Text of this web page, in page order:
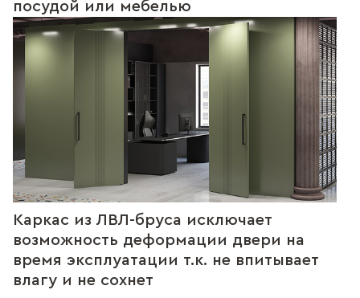
посудой или мебелью
Каркас из ЛВЛ-бруса исключает
возможность деформации двери на
время эксплуатации т.к. не впитывает
влагу и не сохнет